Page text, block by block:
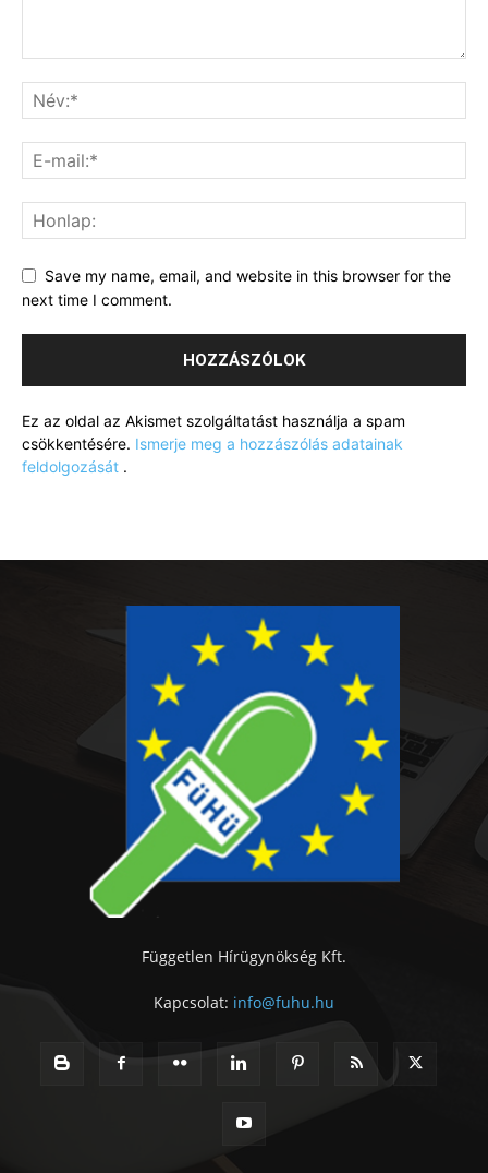
Save my name, email, and website in this browser for the
next time I comment.
Ez az oldal az Akismet szolgáltatást használja a spam
csökkentésére. Ismerje meg a hozzászólás adatainak
feldolgozását .
Független Hírügynökség Kft.
Kapcsolat: info@fuhu.hu